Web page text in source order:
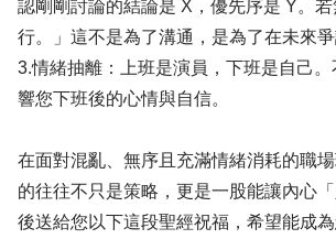
認剛剛討論的結論是 X，優先序是 Y。
行。」這不是為了溝通，是為了在未來爭
3.情緒抽離：上班是演員，下班是自己
響您下班後的心情與自信。
在面對混亂、無序且充滿情緒消耗的職
的往往不只是策略，更是一股能讓內心
後送給您以下這段聖經祝福，希望能成